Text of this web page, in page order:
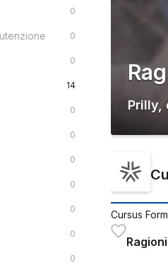
0
0
0
14
0
0
0
0
0
0
0
Prilly
Cursus